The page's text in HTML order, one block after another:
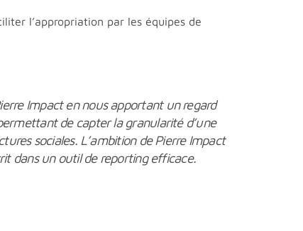
l’appropriation par les équipes de
Impact en nous apportant un regard
de capter la granularité d’une
sociales. L’ambition de Pierre Impact
dans un outil de reporting efficace.